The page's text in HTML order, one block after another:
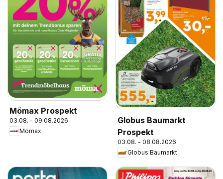
Mömax Prospekt
03.08. - 09.08.2026
Mömax
Globus Baumarkt
Prospekt
03.08. - 08.08.2026
Globus Baumarkt